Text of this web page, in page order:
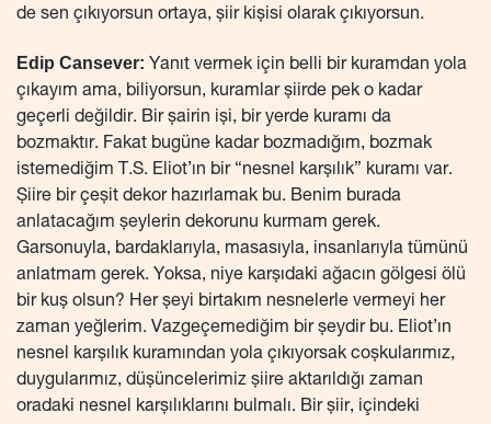
de sen çıkıyorsun ortaya, şiir kişisi olarak çıkıyorsun.
Edip Cansever: Yanıt vermek için belli bir kuramdan yola
çıkayım ama, biliyorsun, kuramlar şiirde pek o kadar
geçerli değildir. Bir şairin işi, bir yerde kuramı da
bozmaktır. Fakat bugüne kadar bozmadığım, bozmak
istemediğim T.S. Eliot’ın bir “nesnel karşılık” kuramı var.
Şiire bir çeşit dekor hazırlamak bu. Benim burada
anlatacağım şeylerin dekorunu kurmam gerek.
Garsonuyla, bardaklarıyla, masasıyla, insanlarıyla tümünü
anlatmam gerek. Yoksa, niye karşıdaki ağacın gölgesi ölü
bir kuş olsun? Her şeyi birtakım nesnelerle vermeyi her
zaman yeğlerim. Vazgeçemediğim bir şeydir bu. Eliot’ın
nesnel karşılık kuramından yola çıkıyorsak coşkularımız,
duygularımız, düşüncelerimiz şiire aktarıldığı zaman
oradaki nesnel karşılıklarını bulmalı. Bir şiir, içindeki